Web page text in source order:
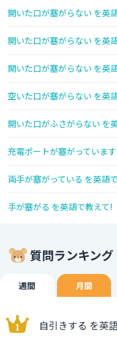
開いた口が塞がらない を英
開いた口が塞がらない を英
開いた口が塞がらない を英
空いた口が塞がらない を英
開いた口がふさがらない を
充電ポートが塞がっていま
両手が塞がっている を英語
手が塞がる を英語で教えて!
質問ランキング
週間 月間
自引きする を英